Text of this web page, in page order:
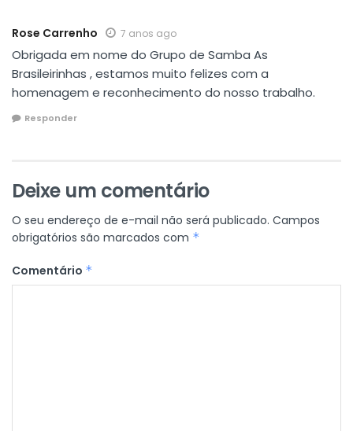
Rose Carrenho 7 anos ago
Obrigada em nome do Grupo de Samba As
Brasileirinhas , estamos muito felizes com a
homenagem e reconhecimento do nosso trabalho.
Responder
Deixe um comentário
O seu endereço de e-mail não será publicado. Campos
obrigatórios são marcados com *
Comentário *